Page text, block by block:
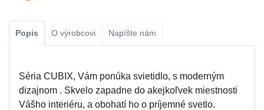
Popis O výrobcovi Napíšte nám
Séria CUBIX, Vám ponúka svietidlo, s moderným
dizajnom . Skvelo zapadne do akejkoľvek miestnosti
Vášho interiéru, a obohatí ho o príjemné svetlo.